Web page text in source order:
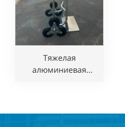
Тяжелая
алюминиевая